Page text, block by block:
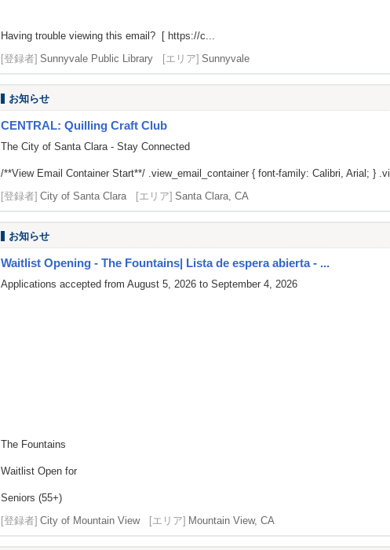
Having trouble viewing this email? [ https://c...
[登録者] Sunnyvale Public Library [エリア] Sunnyvale
お知らせ
CENTRAL: Quilling Craft Club
The City of Santa Clara - Stay Connected
/**View Email Container Start**/ .view_email_container { font-family: Calibri, Arial; }
[登録者] City of Santa Clara [エリア] Santa Clara, CA
お知らせ
Waitlist Opening - The Fountains| Lista de espera abierta - ...
Applications accepted from August 5, 2026 to September 4, 2026
The Fountains
Waitlist Open for
Seniors (55+)
[登録者] City of Mountain View [エリア] Mountain View, CA